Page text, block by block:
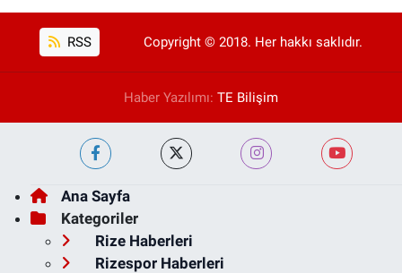
RSS Copyright © 2018. Her hakkı saklıdır.
Haber Yazılımı: TE Bilişim
Ana Sayfa
Kategoriler
Rize Haberleri
Rizespor Haberleri